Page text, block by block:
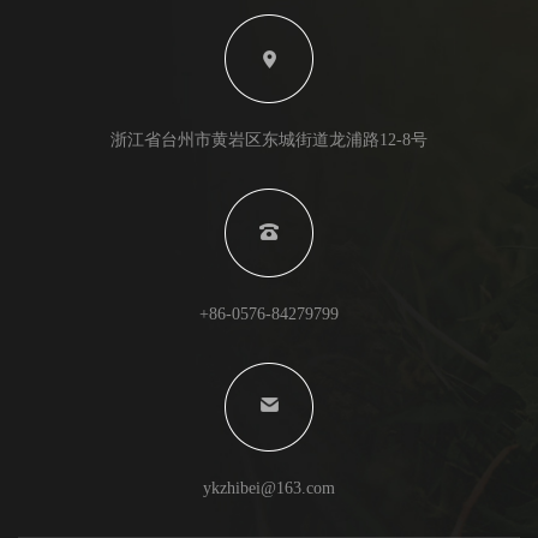
浙江省台州市黄岩区东城街道龙浦路12-8号
+86-0576-84279799
ykzhibei@163.com